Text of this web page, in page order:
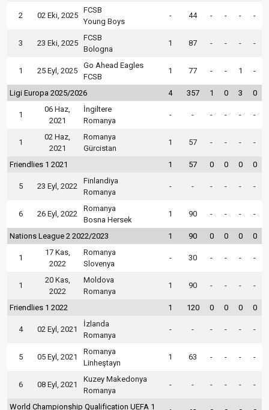
2 02 Eki, 2025
FCSB
Young Boys
- 44 - - - -
3 23 Eki, 2025
FCSB
Bologna
1 87 - - - -
1 25 Eyl, 2025
Go Ahead Eagles
FCSB
1 77 - - 1 -
Ligi Europa 2025/2026 4 357 1 0 3 0
1
06 Haz,
2021
İngiltere
Romanya
- - - - - -
1
02 Haz,
2021
Romanya
Gürcistan
1 57 - - - -
Friendlies 1 2021 1 57 0 0 0 0
5 23 Eyl, 2022
Finlandiya
Romanya
- - - - - -
6 26 Eyl, 2022
Romanya
Bosna Hersek
1 90 - - - -
Nations League 2 2022/2023 1 90 0 0 0 0
1
17 Kas,
2022
Romanya
Slovenya
- 30 - - - -
1
20 Kas,
2022
Moldova
Romanya
1 90 - - - -
Friendlies 1 2022 1 120 0 0 0 0
4 02 Eyl, 2021
İzlanda
Romanya
- - - - - -
5 05 Eyl, 2021
Romanya
Linheştayn
1 63 - - - -
6 08 Eyl, 2021
Kuzey Makedonya
Romanya
- - - - - -
World Championship Qualification UEFA 1